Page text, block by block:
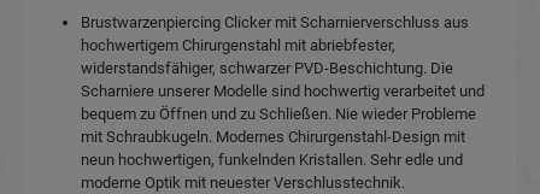
Brustwarzenpiercing Clicker mit Scharnierverschluss aus
hochwertigem Chirurgenstahl mit abriebfester,
widerstandsfähiger, schwarzer PVD-Beschichtung. Die
Scharniere unserer Modelle sind hochwertig verarbeitet und
bequem zu Öffnen und zu Schließen. Nie wieder Probleme
mit Schraubkugeln. Modernes Chirurgenstahl-Design mit
neun hochwertigen, funkelnden Kristallen. Sehr edle und
moderne Optik mit neuester Verschlusstechnik.